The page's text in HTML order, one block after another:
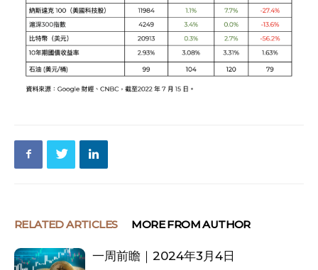
RELATED ARTICLES MORE FROM AUTHOR
一周前瞻｜2024年3月4日